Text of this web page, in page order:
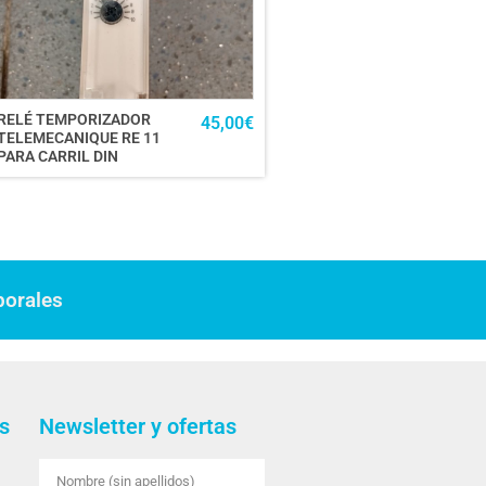
TEMPORIZADOR
RE 11
CARRIL DIN
45,00€
Newsletter y ofertas